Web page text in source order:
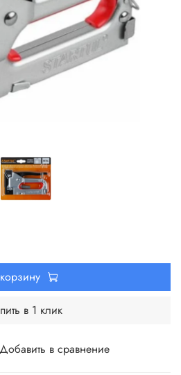
Добавить в сравнение
в 1 клик